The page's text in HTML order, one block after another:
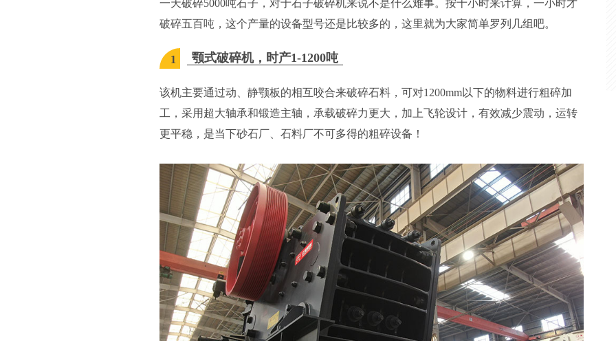
一天破碎5000吨石子，对于石子破碎机来说不是什么难事。按十小时来计算，一小时才
破碎五百吨，这个产量的设备型号还是比较多的，这里就为大家简单罗列几组吧。
1 颚式破碎机，时产1-1200吨
该机主要通过动、静颚板的相互咬合来破碎石料，可对1200mm以下的物料进行粗碎加
工，采用超大轴承和锻造主轴，承载破碎力更大，加上飞轮设计，有效减少震动，运转
更平稳，是当下砂石厂、石料厂不可多得的粗碎设备！